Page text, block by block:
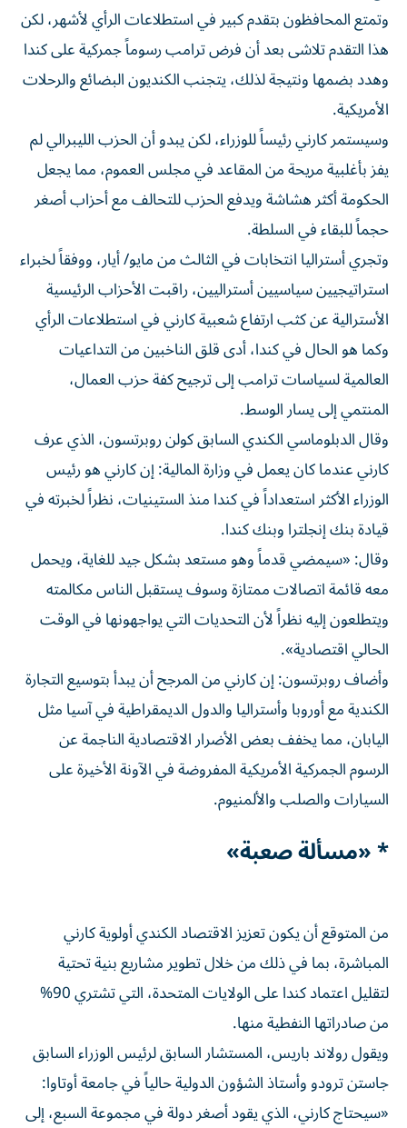
وتمتع المحافظون بتقدم كبير في استطلاعات الرأي لأشهر، لكن
هذا التقدم تلاشى بعد أن فرض ترامب رسوماً جمركية على كندا
وهدد بضمها ونتيجة لذلك، يتجنب الكنديون البضائع والرحلات
الأمريكية.
وسيستمر كارني رئيساً للوزراء، لكن يبدو أن الحزب الليبرالي لم
يفز بأغلبية مريحة من المقاعد في مجلس العموم، مما يجعل
الحكومة أكثر هشاشة ويدفع الحزب للتحالف مع أحزاب أصغر
حجماً للبقاء في السلطة.
وتجري أستراليا انتخابات في الثالث من مايو/ أيار، ووفقاً لخبراء
استراتيجيين سياسيين أستراليين، راقبت الأحزاب الرئيسية
الأسترالية عن كثب ارتفاع شعبية كارني في استطلاعات الرأي
وكما هو الحال في كندا، أدى قلق الناخبين من التداعيات
العالمية لسياسات ترامب إلى ترجيح كفة حزب العمال،
المنتمي إلى يسار الوسط.
وقال الدبلوماسي الكندي السابق كولن روبرتسون، الذي عرف
كارني عندما كان يعمل في وزارة المالية: إن كارني هو رئيس
الوزراء الأكثر استعداداً في كندا منذ الستينيات، نظراً لخبرته في
قيادة بنك إنجلترا وبنك كندا.
وقال: «سيمضي قدماً وهو مستعد بشكل جيد للغاية، ويحمل
معه قائمة اتصالات ممتازة وسوف يستقبل الناس مكالمته
ويتطلعون إليه نظراً لأن التحديات التي يواجهونها في الوقت
الحالي اقتصادية».
وأضاف روبرتسون: إن كارني من المرجح أن يبدأ بتوسيع التجارة
الكندية مع أوروبا وأستراليا والدول الديمقراطية في آسيا مثل
اليابان، مما يخفف بعض الأضرار الاقتصادية الناجمة عن
الرسوم الجمركية الأمريكية المفروضة في الآونة الأخيرة على
السيارات والصلب والألمنيوم.
* «مسألة صعبة»
من المتوقع أن يكون تعزيز الاقتصاد الكندي أولوية كارني
المباشرة، بما في ذلك من خلال تطوير مشاريع بنية تحتية
لتقليل اعتماد كندا على الولايات المتحدة، التي تشتري 90%
من صادراتها النفطية منها.
ويقول رولاند باريس، المستشار السابق لرئيس الوزراء السابق
جاستن ترودو وأستاذ الشؤون الدولية حالياً في جامعة أوتاوا:
«سيحتاج كارني، الذي يقود أصغر دولة في مجموعة السبع، إلى